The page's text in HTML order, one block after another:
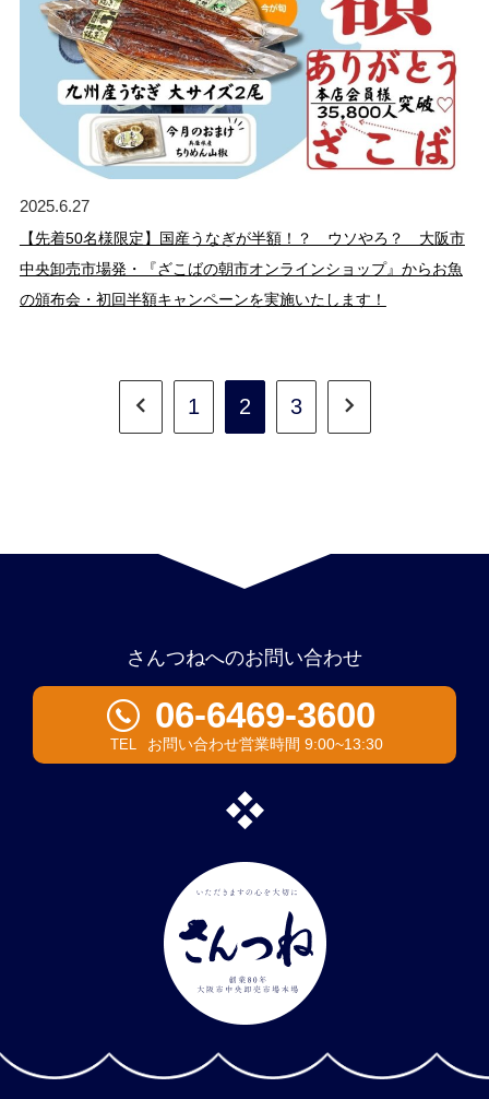
2025.6.27
【先着50名様限定】国産うなぎが半額！？ ウソやろ？ 大阪市
中央卸売市場発・『ざこばの朝市オンラインショップ』からお魚
の頒布会・初回半額キャンペーンを実施いたします！
1 2 3
さんつねへのお問い合わせ
TEL
06-6469-3600
お問い合わせ営業時間 9:00~13:30